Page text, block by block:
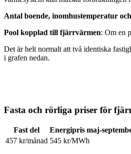
Antal boende, inomhustemperatur
Pool kopplad till fjärrvärmen: Om en
Det är helt normalt att två identiska
i grafen nedan.
Fasta och rörliga priser för
Fast del Energipris maj-
457 kr/månad 545 kr/MWh